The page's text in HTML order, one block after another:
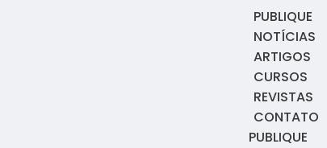
PUBLIQUE
NOTÍCIAS
ARTIGOS
CURSOS
REVISTAS
CONTATO
PUBLIQUE